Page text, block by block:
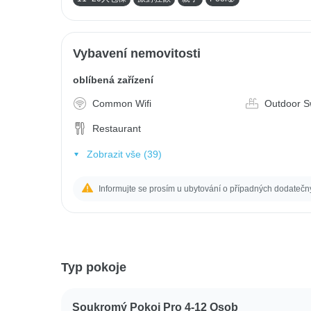
Vybavení nemovitosti
oblíbená zařízení
Common Wifi Outdoor
Restaurant
Zobrazit vše (39)
Informujte se prosím u ubytování o případných
Typ pokoje
Soukromý Pokoj Pro 4-12 Osob